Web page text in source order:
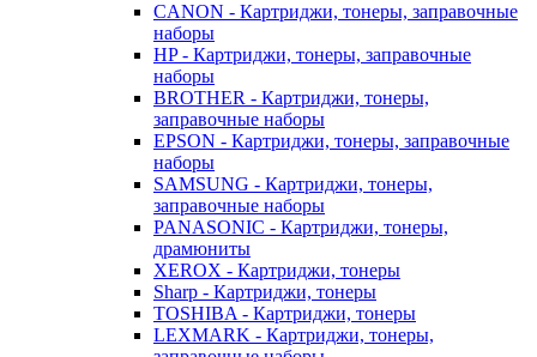
CANON - Картриджи, тонеры, заправочные
наборы
HP - Картриджи, тонеры, заправочные
наборы
BROTHER - Картриджи, тонеры,
заправочные наборы
EPSON - Картриджи, тонеры, заправочные
наборы
SAMSUNG - Картриджи, тонеры,
заправочные наборы
PANASONIC - Картриджи, тонеры,
драмюниты
XEROX - Картриджи, тонеры
Sharp - Картриджи, тонеры
TOSHIBA - Картриджи, тонеры
LEXMARK - Картриджи, тонеры,